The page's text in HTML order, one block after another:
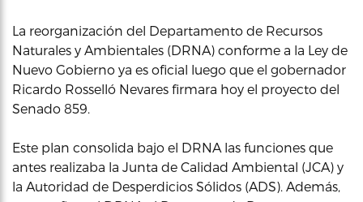
La reorganización del Departamento de Recursos
Naturales y Ambientales (DRNA) conforme a la Ley de
Nuevo Gobierno ya es oficial luego que el gobernador
Ricardo Rosselló Nevares firmara hoy el proyecto del
Senado 859.
Este plan consolida bajo el DRNA las funciones que
antes realizaba la Junta de Calidad Ambiental (JCA) y
la Autoridad de Desperdicios Sólidos (ADS). Además,